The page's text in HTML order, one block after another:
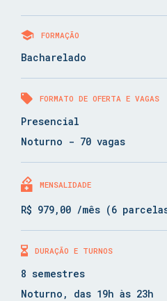
FORMAÇÃO
Bacharelado
FORMATO DE OFERTA E VAGAS
Presencial
Noturno - 70 vagas
MENSALIDADE
R$ 979,00 /mês (6
DURAÇÃO E TURNOS
8 semestres
Noturno, das 19h às 23h